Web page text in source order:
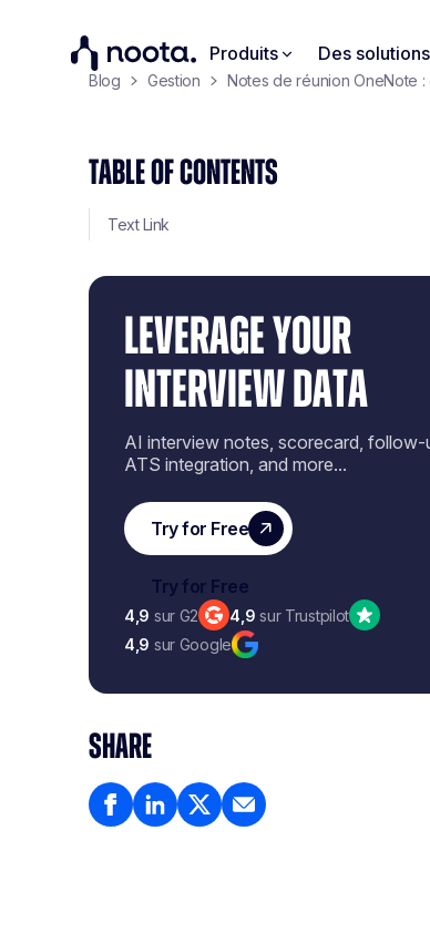
Produits Des solutions
Blog Gestion Notes de réunion OneNote
TABLE OF CONTENTS
Text Link
LEVERAGE YOUR
INTERVIEW DATA
AI interview notes, scorecard, follow-
ATS integration, and more...
4,9 sur G2 4,9 sur Trustpilot
4,9 sur Google
SHARE